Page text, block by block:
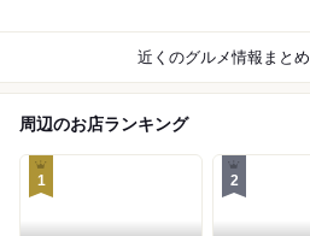
近くのグルメ情報まと
周辺のお店ランキング
1 2